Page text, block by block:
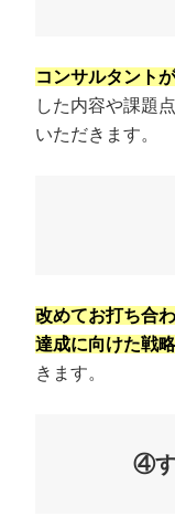
コンサルタント
した内容や課題
いただきます。
改めてお打ち合
達成に向けた戦
きます。
④す